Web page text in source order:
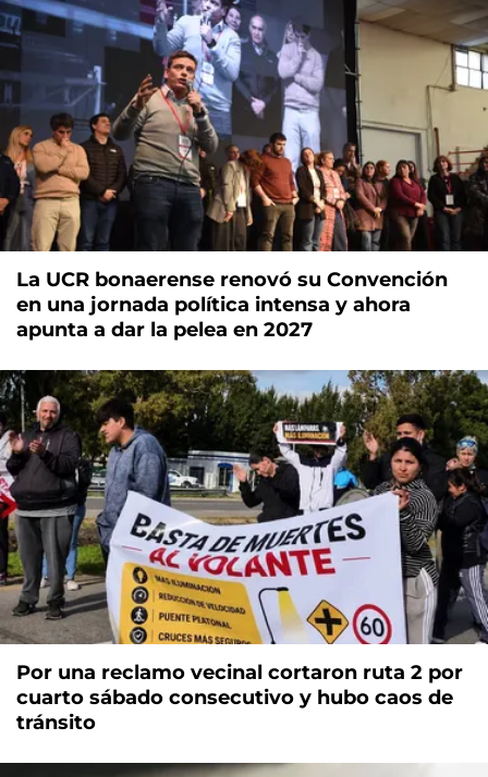
La UCR bonaerense renovó su Convención
en una jornada política intensa y ahora
apunta a dar la pelea en 2027
Por una reclamo vecinal cortaron ruta 2 por
cuarto sábado consecutivo y hubo caos de
tránsito